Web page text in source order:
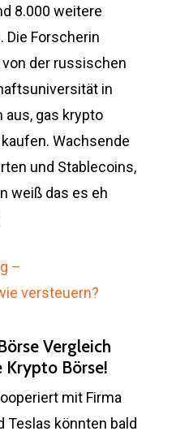
8.000 weitere
Die Forscherin
der russischen
in
aus, gas krypto
Wachsende
und Stablecoins,
weiß das es eh
–
versteuern?
Vergleich
Krypto Börse!
mit Firma
Teslas könnten bald